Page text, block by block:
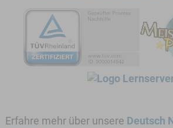
Erfahre mehr über unsere Deutsch